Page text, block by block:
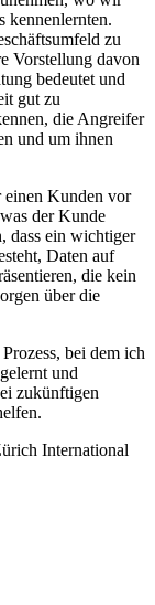
kennenlernten.
zu
Vorstellung davon
bedeutet und
gut zu
die Angreifer
und um ihnen
einen Kunden vor
der Kunde
dass ein wichtiger
Daten auf
die kein
über die
bei dem ich
und
zukünftigen
International